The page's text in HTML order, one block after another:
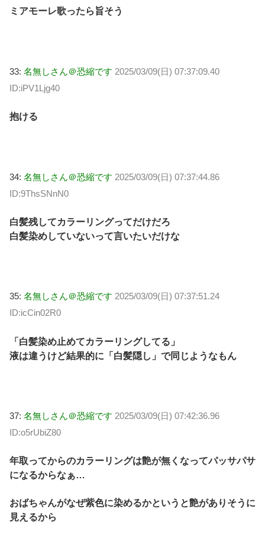
ミアモーレ歌ったら旨そう
33: 名無しさん＠恐縮です 2025/03/09(日) 07:37:09.40
ID:iPV1Ljg40
抱ける
34: 名無しさん＠恐縮です 2025/03/09(日) 07:37:44.86
ID:9ThsSNnN0
白髪残してカラーリングってだけだろ
白髪染めしていないって言いたいだけな
35: 名無しさん＠恐縮です 2025/03/09(日) 07:37:51.24
ID:icCin02R0
「白髪染め止めてカラーリングしてる」
液は違うけど結果的に「白髪隠し」で同じようなもん
37: 名無しさん＠恐縮です 2025/03/09(日) 07:42:36.96
ID:o5rUbiZ80
年取ってからのカラーリングは艶が無くなってパッサパサ
になるからなぁ…
おばちゃんがなぜ紫色に染めるかというと艶がありそうに
見えるから